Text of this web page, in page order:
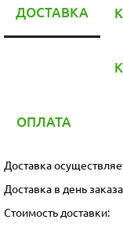
ДОСТАВКА
ОПЛАТА
Доставка
Доставка в день
Стоимость доставки: